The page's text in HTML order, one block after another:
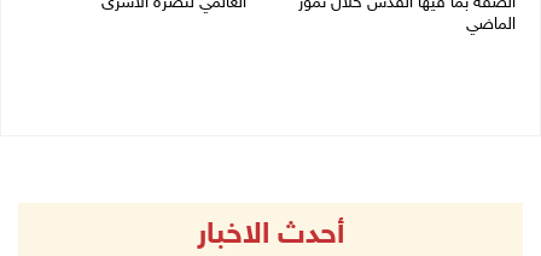
الماضي
أحدث الاخبار